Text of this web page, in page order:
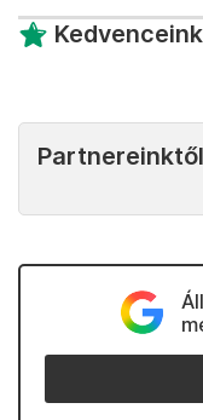
Kedvenceink
Partnereinktől